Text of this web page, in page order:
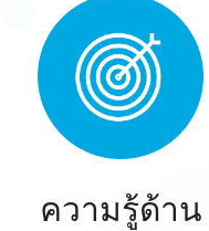
ความรู้ด้าน